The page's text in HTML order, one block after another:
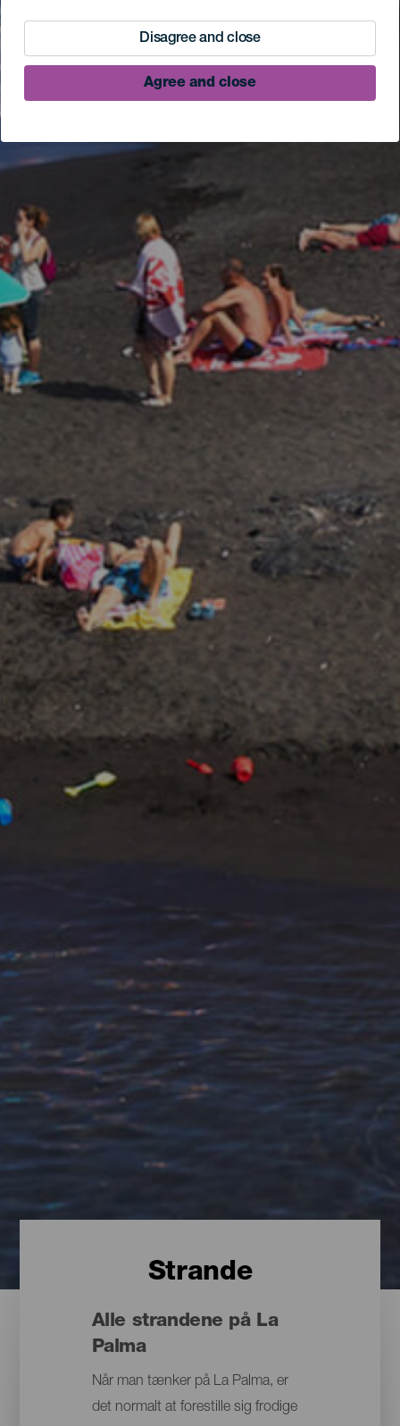
Disagree and close
Agree and close
Strande
Alle strandene på La
Palma
Når man tænker på La Palma, er
det normalt at forestille sig frodige